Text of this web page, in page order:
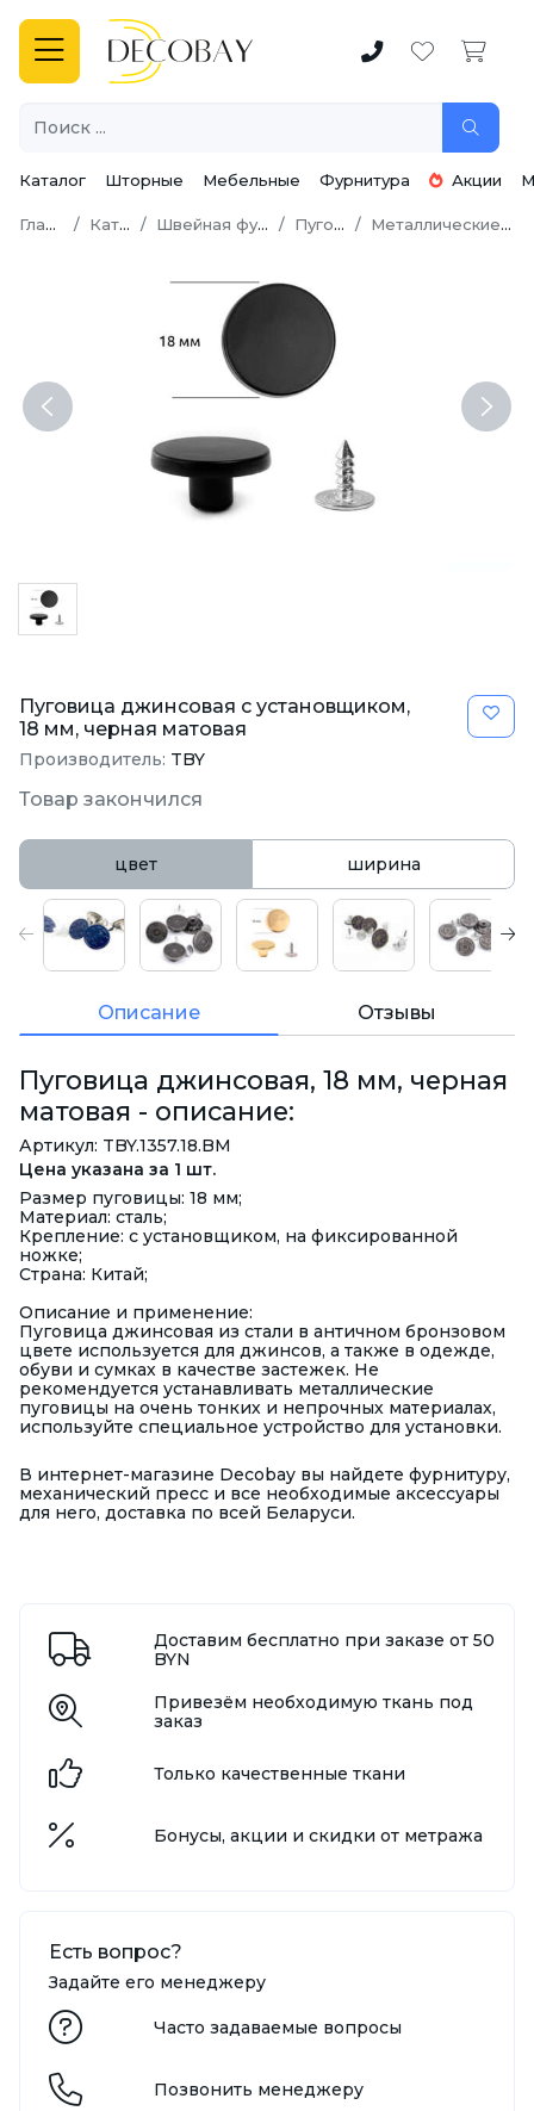
Каталог Шторные Мебельные Фурнитура Акции
Главная Каталог Швейная фурнитура Пуговицы Металлические пуговицы
Previous Next
Пуговица джинсовая с установщиком,
18 мм, черная матовая
Производитель: TBY
Товар закончился
цвет ширина
Описание Отзывы
Пуговица джинсовая, 18 мм, черная
матовая - описание:
Артикул: TBY.1357.18.BM
Цена указана за 1 шт.
Размер пуговицы: 18 мм;
Материал: сталь;
Крепление: с установщиком, на фиксированной
ножке;
Страна: Китай;
Описание и применение:
Пуговица джинсовая из стали в античном бронзовом
цвете используется для джинсов, а также в одежде,
обуви и сумках в качестве застежек. Не
рекомендуется устанавливать металлические
пуговицы на очень тонких и непрочных материалах,
используйте специальное устройство для установки.
В интернет-магазине Decobay вы найдете фурнитуру,
механический пресс и все необходимые аксессуары
для него, доставка по всей Беларуси.
Доставим бесплатно при заказе от 50
BYN
Привезём необходимую ткань под
заказ
Только качественные ткани
Бонусы, акции и скидки от метража
Есть вопрос?
Задайте его менеджеру
Часто задаваемые вопросы
Позвонить менеджеру